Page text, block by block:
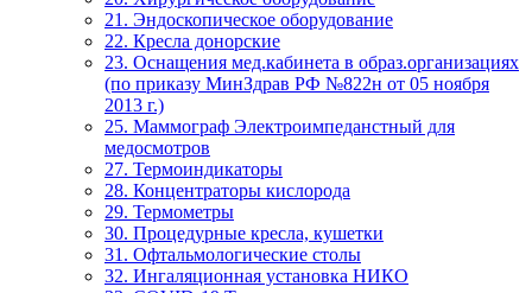
21. Эндоскопическое оборудование
22. Кресла донорские
23. Оснащения мед.кабинета в образ.организациях
(по приказу МинЗдрав РФ №822н от 05 ноября
2013 г.)
25. Маммограф Электроимпеданстный для
медосмотров
27. Термоиндикаторы
28. Концентраторы кислорода
29. Термометры
30. Процедурные кресла, кушетки
31. Офтальмологические столы
32. Ингаляционная установка НИКО